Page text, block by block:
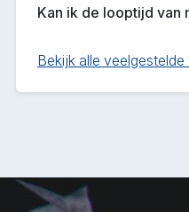
Kan ik de looptijd van
Bekijk alle veelgestelde